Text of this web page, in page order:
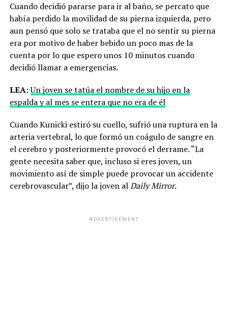
Cuando decidió pararse para ir al baño, se percato que
había perdido la movilidad de su pierna izquierda, pero
aun pensó que solo se trataba que el no sentir su pierna
era por motivo de haber bebido un poco mas de la
cuenta por lo que espero unos 10 minutos cuando
decidió llamar a emergencias.
LEA:Un joven se tatúa el nombre de su hijo en la
espalda y al mes se entera que no era de él
Cuando Kunicki estiró su cuello, sufrió una ruptura en la
arteria vertebral, lo que formó un coágulo de sangre en
el cerebro y posteriormente provocó el derrame. “La
gente necesita saber que, incluso si eres joven, un
movimiento así de simple puede provocar un accidente
cerebrovascular”, dijo la joven alDaily Mirror.
ADVERTISEMENT